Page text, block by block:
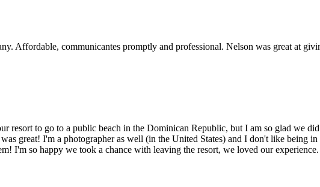
Affordable, communicantes promptly and professional. Nelson was great at
resort to go to a public beach in the Dominican Republic, but I am so glad we
great! I'm a photographer as well (in the United States) and I don't like being
I'm so happy we took a chance with leaving the resort, we loved our experience.